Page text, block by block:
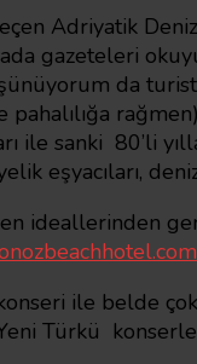
Adriyatik
gazeteleri
da
sanki 80’li
eşyacıları,
ideallerinden
konseri ile
Yeni Türkü